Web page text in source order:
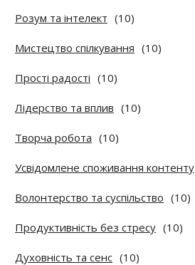
Розум та інтелект (10)
Мистецтво спілкування (10)
Прості радості (10)
Лідерство та вплив (10)
Творча робота (10)
Усвідомлене споживання контенту
Волонтерство та суспільство (10)
Продуктивність без стресу (10)
Духовність та сенс (10)